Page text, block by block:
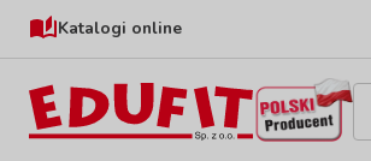
Katalogi online